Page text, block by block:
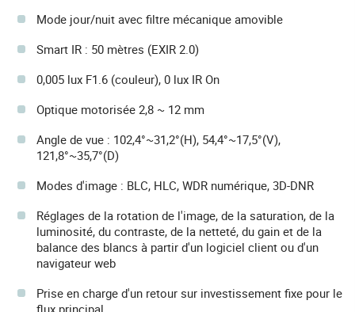
Mode jour/nuit avec filtre mécanique amovible
Smart IR : 50 mètres (EXIR 2.0)
0,005 lux F1.6 (couleur), 0 lux IR On
Optique motorisée 2,8 ~ 12 mm
Angle de vue : 102,4°~31,2°(H), 54,4°~17,5°(V),
121,8°~35,7°(D)
Modes d'image : BLC, HLC, WDR numérique, 3D-DNR
Réglages de la rotation de l'image, de la saturation, de la
luminosité, du contraste, de la netteté, du gain et de la
balance des blancs à partir d'un logiciel client ou d'un
navigateur web
Prise en charge d'un retour sur investissement fixe pour le
flux principal